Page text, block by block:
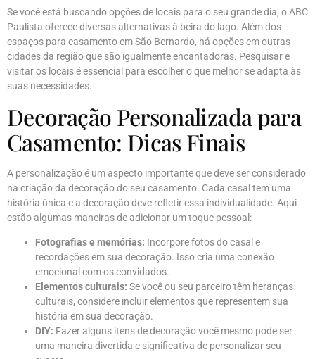
Se você está buscando opções de locais para o seu grande dia, o ABC
Paulista oferece diversas alternativas à beira do lago. Além dos
espaços para casamento em São Bernardo, há opções em outras
cidades da região que são igualmente encantadoras. Pesquisar e
visitar os locais é essencial para escolher o que melhor se adapta às
suas necessidades.
Decoração Personalizada para
Casamento: Dicas Finais
A personalização é um aspecto importante que deve ser considerado
na criação da decoração do seu casamento. Cada casal tem uma
história única e a decoração deve refletir essa individualidade. Aqui
estão algumas maneiras de adicionar um toque pessoal:
Fotografias e memórias: Incorpore fotos do casal e
recordações em sua decoração. Isso cria uma conexão
emocional com os convidados.
Elementos culturais: Se você ou seu parceiro têm heranças
culturais, considere incluir elementos que representem sua
história em sua decoração.
DIY: Fazer alguns itens de decoração você mesmo pode ser
uma maneira divertida e significativa de personalizar seu